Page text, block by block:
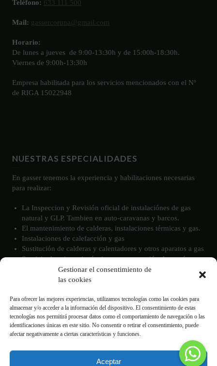
Gestionar el consentimiento de
las cookies
Para ofrecer las mejores experiencias, utilizamos tecnologías como las cookies para
almacenar y/o acceder a la información del dispositivo. El consentimiento de estas
tecnologías nos permitirá procesar datos como el comportamiento de navegación o las
identificaciones únicas en este sitio. No consentir o retirar el consentimiento, puede
afectar negativamente a ciertas características y funciones.
Aceptar
Teléfono: 633 111 500
Mail: gassercoruna@gmail.com
Horario:
De lunes a jueves de 9:00-13:30h y de 15:00h-18:30h.
Viernes de 9:00h-13:30h
Empresa habilitada para los servicios mencionados con el Nº
de RIGA 15022948
NUESTRAS ESPECIALIDADES
En gasser tenemos la experiencia y habilitaciones necesarias
para realizar:
La Inspeccion y Revisión oficial de instalaciónes de gas
natural y GLP. Tambien en auto-caravanas y barcos.
El mantenimiento de calderas, instalaciones térmicas y gas.
Instalaciones de calefacción y gas
Sustitución de calderas y calentadores y otros aparatos a gas
Servicio de asistencia técnica para reparación de averías
Gestión de eficiencia energética
Documentación técnica para instalaciones de gas y
Lo que necesitas para tu hogar, comunidad o negocio hecho de
una manera sencilla, eficiente y económica. Todo con la misma
empresa y sin preocupaciones.